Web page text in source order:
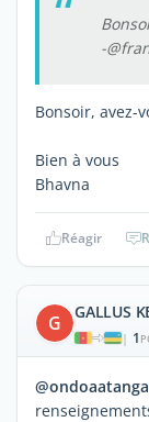
-
Bonsoir, avez-
Bien à vous
Bhavna
Réagir
G GALLUS
| 1